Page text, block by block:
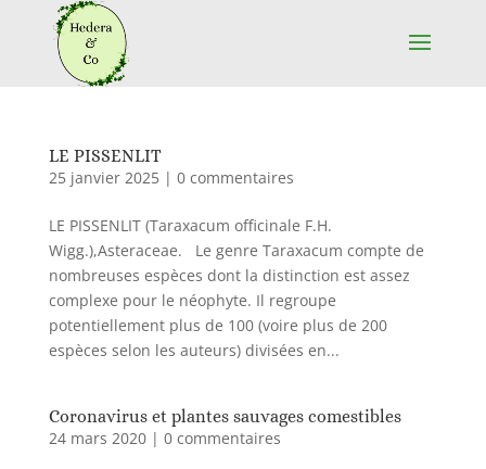
LE PISSENLIT
25 janvier 2025| 0 commentaires
LE PISSENLIT (Taraxacum officinale F.H.
Wigg.),Asteraceae. Le genre Taraxacum compte de
nombreuses espèces dont la distinction est assez
complexe pour le néophyte. Il regroupe
potentiellement plus de 100 (voire plus de 200
espèces selon les auteurs) divisées en...
Coronavirus et plantes sauvages comestibles
24 mars 2020| 0 commentaires